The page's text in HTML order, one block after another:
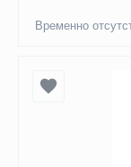
Временно